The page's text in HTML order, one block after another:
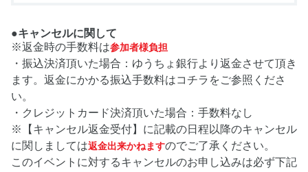
●キャンセルに関して
※返金時の手数料は参加者様負担
・振込決済頂いた場合：ゆうちょ銀行より返金させて頂き
ます。返金にかかる振込手数料はコチラをご参照くださ
い。
・クレジットカード決済頂いた場合：手数料なし
※【キャンセル返金受付】に記載の日程以降のキャンセル
に関しましては返金出来かねますのでご了承ください。
このイベントに対するキャンセルのお申し込みは必ず下記